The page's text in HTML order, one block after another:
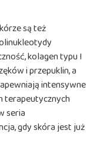
są też
kolagen typu I
i przepuklin, a
intensywne
terapeutycznych
seria
gdy skóra jest już